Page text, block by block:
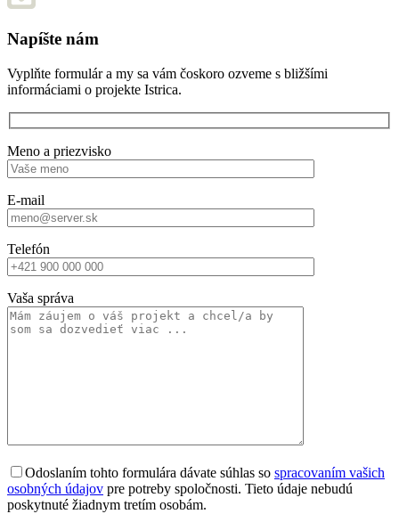
Napíšte nám
Vyplňte formulár a my sa vám čoskoro ozveme s bližšími
informáciami o projekte Istrica.
Meno a priezvisko
E-mail
Telefón
Vaša správa
Odoslaním tohto formulára dávate súhlas so spracovaním vašich
osobných údajov pre potreby spoločnosti. Tieto údaje nebudú
poskytnuté žiadnym tretím osobám.